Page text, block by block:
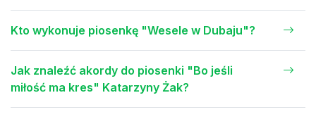
Kto wykonuje piosenkę "Wesele w Dubaju"?
Jak znaleźć akordy do piosenki "Bo jeśli
miłość ma kres" Katarzyny Żak?